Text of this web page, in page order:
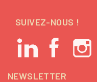
SUIVEZ-NOUS !
NEWSLETTER